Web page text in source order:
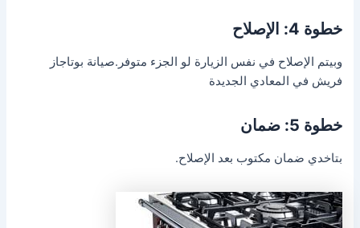
خطوة 4: الإصلاح
وبيتم الإصلاح في نفس الزيارة لو الجزء متوفر.صيانة بوتاجاز
فريش في المعادي الجديدة
خطوة 5: ضمان
بتاخدي ضمان مكتوب بعد الإصلاح.